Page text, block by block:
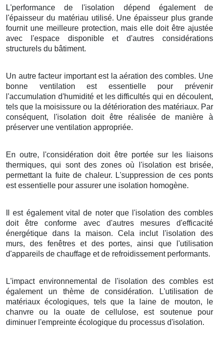
L'performance de l'isolation dépend également de
l'épaisseur du matériau utilisé. Une épaisseur plus grande
fournit une meilleure protection, mais elle doit être ajustée
avec l'espace disponible et d'autres considérations
structurels du bâtiment.
Un autre facteur important est la aération des combles. Une
bonne ventilation est essentielle pour prévenir
l'accumulation d'humidité et les difficultés qui en découlent,
tels que la moisissure ou la détérioration des matériaux. Par
conséquent, l'isolation doit être réalisée de manière à
préserver une ventilation appropriée.
En outre, l'considération doit être portée sur les liaisons
thermiques, qui sont des zones où l'isolation est brisée,
permettant la fuite de chaleur. L'suppression de ces ponts
est essentielle pour assurer une isolation homogène.
Il est également vital de noter que l'isolation des combles
doit être conforme avec d'autres mesures d'efficacité
énergétique dans la maison. Cela inclut l'isolation des
murs, des fenêtres et des portes, ainsi que l'utilisation
d'appareils de chauffage et de refroidissement performants.
L'impact environnemental de l'isolation des combles est
également un thème de considération. L'utilisation de
matériaux écologiques, tels que la laine de mouton, le
chanvre ou la ouate de cellulose, est soutenue pour
diminuer l'empreinte écologique du processus d'isolation.